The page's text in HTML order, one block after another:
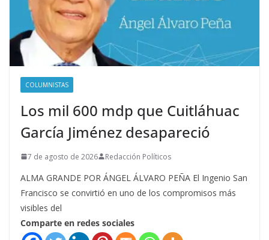
COLUMNISTAS
Los mil 600 mdp que Cuitláhuac
García Jiménez desapareció
7 de agosto de 2026 Redacción Políticos
ALMA GRANDE POR ÁNGEL ÁLVARO PEÑA El Ingenio San
Francisco se convirtió en uno de los compromisos más
visibles del
Comparte en redes sociales